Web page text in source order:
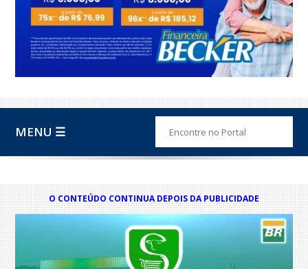
MENU ☰
O CONTEÚDO CONTINUA DEPOIS DA PUBLICIDADE